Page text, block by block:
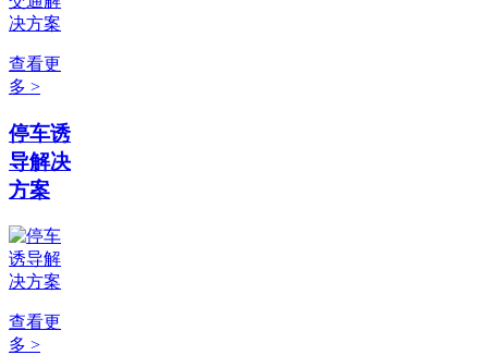
查看更
多 >
停车诱
导解决
方案
查看更
多 >